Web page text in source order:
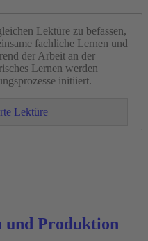
Lektüre zu befassen,
fachliche Lernen und
der Arbeit an der
Lernen werden
initiiert.
Lektüre
und Produktion